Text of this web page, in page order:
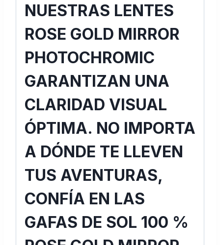
NUESTRAS LENTES
ROSE GOLD MIRROR
PHOTOCHROMIC
GARANTIZAN UNA
CLARIDAD VISUAL
ÓPTIMA. NO IMPORTA
A DÓNDE TE LLEVEN
TUS AVENTURAS,
CONFÍA EN LAS
GAFAS DE SOL 100 %